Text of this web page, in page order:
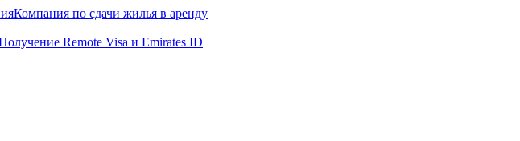
Компания по сдачи жилья в аренду
Remote Visa и Emirates ID